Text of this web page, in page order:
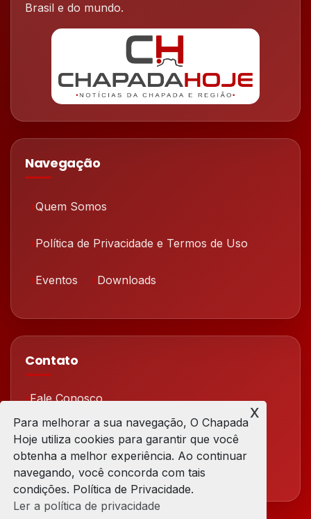
Brasil e do mundo.
Navegação
Quem Somos
Política de Privacidade e Termos de Uso
Eventos Downloads
Contato
Fale Conosco
Redes Sociais
Para melhorar a sua navegação, O Chapada
Hoje utiliza cookies para garantir que você
obtenha a melhor experiência. Ao continuar
navegando, você concorda com tais
condições. Política de Privacidade.
Ler a política de privacidade
x